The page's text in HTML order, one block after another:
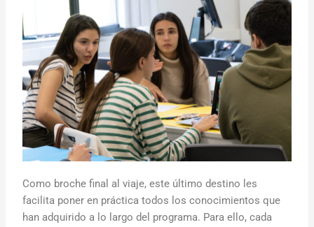
Como broche final al viaje, este último destino les
facilita poner en práctica todos los conocimientos que
han adquirido a lo largo del programa. Para ello, cada